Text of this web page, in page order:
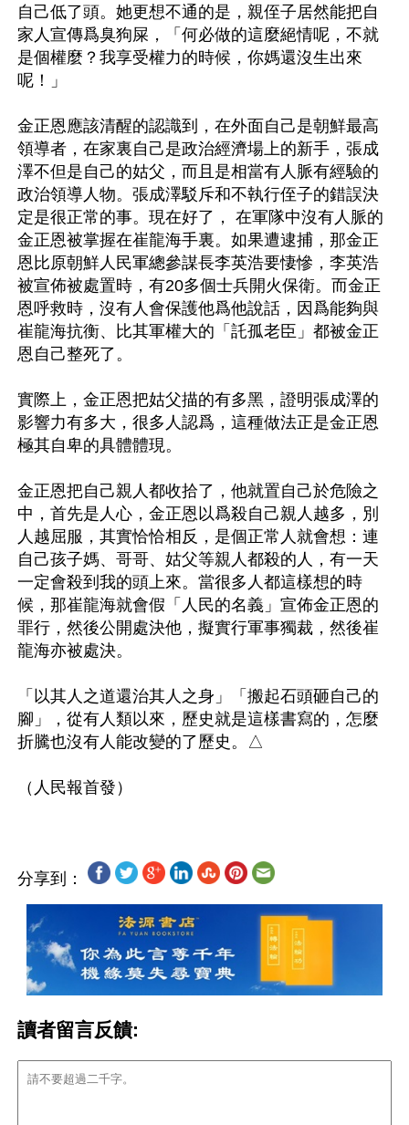
自己低了頭。她更想不通的是，親侄子居然能把自
家人宣傳爲臭狗屎，「何必做的這麼絕情呢，不就
是個權麼？我享受權力的時候，你媽還沒生出來
呢！」
金正恩應該清醒的認識到，在外面自己是朝鮮最高
領導者，在家裏自己是政治經濟場上的新手，張成
澤不但是自己的姑父，而且是相當有人脈有經驗的
政治領導人物。張成澤駁斥和不執行侄子的錯誤決
定是很正常的事。現在好了， 在軍隊中沒有人脈的
金正恩被掌握在崔龍海手裏。如果遭逮捕，那金正
恩比原朝鮮人民軍總參謀長李英浩要悽慘，李英浩
被宣佈被處置時，有20多個士兵開火保衛。而金正
恩呼救時，沒有人會保護他爲他說話，因爲能夠與
崔龍海抗衡、比其軍權大的「託孤老臣」都被金正
恩自己整死了。
實際上，金正恩把姑父描的有多黑，證明張成澤的
影響力有多大，很多人認爲，這種做法正是金正恩
極其自卑的具體體現。
金正恩把自己親人都收拾了，他就置自己於危險之
中，首先是人心，金正恩以爲殺自己親人越多，別
人越屈服，其實恰恰相反，是個正常人就會想：連
自己孩子媽、哥哥、姑父等親人都殺的人，有一天
一定會殺到我的頭上來。當很多人都這樣想的時
候，那崔龍海就會假「人民的名義」宣佈金正恩的
罪行，然後公開處決他，擬實行軍事獨裁，然後崔
龍海亦被處決。
「以其人之道還治其人之身」「搬起石頭砸自己的
腳」，從有人類以來，歷史就是這樣書寫的，怎麼
折騰也沒有人能改變的了歷史。△
分享到：
讀者留言反饋: